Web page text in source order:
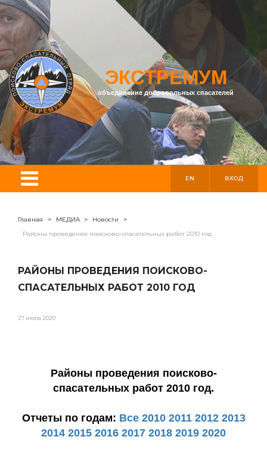
ЭКСТРЕМУМ
объединение добровольных спасателей
EN ВХОД
Главная > МЕДИА > Новости
>
Районы проведения поисково-спасательных работ 2010 год
РАЙОНЫ ПРОВЕДЕНИЯ ПОИСКОВО-
СПАСАТЕЛЬНЫХ РАБОТ 2010 ГОД
27 июля 2020
Районы проведения поисково-
спасательных работ 2010 год.
Отчеты по годам: Все 2010 2011 2012 2013
2014 2015 2016 2017 2018 2019 2020